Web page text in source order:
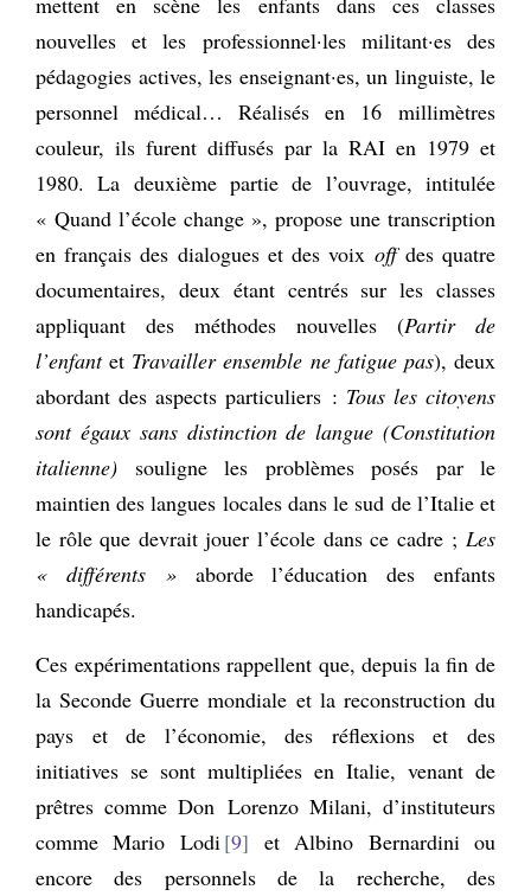
nouvelles et les professionnel·les militant·es des
pédagogies actives, les enseignant·es, un linguiste, le
personnel médical… Réalisés en 16 millimètres
couleur, ils furent diffusés par la RAI en 1979 et
1980. La deuxième partie de l’ouvrage, intitulée
« Quand l’école change », propose une transcription
en français des dialogues et des voix offdes quatre
documentaires, deux étant centrés sur les classes
appliquant des méthodes nouvelles (Partir de
l’enfantet Travailler ensemble ne fatigue pas), deux
abordant des aspects particuliers : Tous les citoyens
sont égaux sans distinction de langue (Constitution
italienne) souligne les problèmes posés par le
maintien des langues locales dans le sud de l’Italie et
le rôle que devrait jouer l’école dans ce cadre ; Les
« différents »aborde l’éducation des enfants
handicapés.
Ces expérimentations rappellent que, depuis la fin de
la Seconde Guerre mondiale et la reconstruction du
pays et de l’économie, des réflexions et des
initiatives se sont multipliées en Italie, venant de
prêtres comme Don Lorenzo Milani, d’instituteurs
comme Mario Lodi 9
et Albino Bernardini ou
encore des personnels de la recherche, des